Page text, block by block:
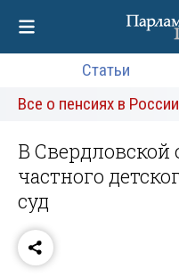
Статьи
Все о пенсиях в России
В Свердловской
частного
суд